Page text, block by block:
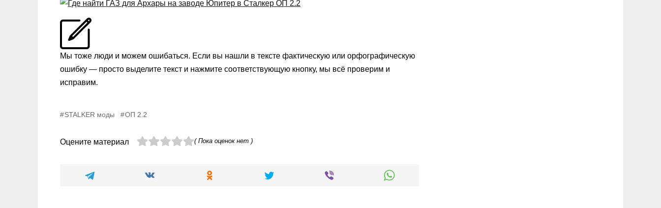
Мы тоже люди и можем ошибаться. Если вы нашли в тексте фактическую или орфографическую
ошибку — просто выделите текст и нажмите соответствующую кнопку, мы всё проверим и
исправим.
STALKER моды ОП 2.2
Оцените материал ( Пока оценок нет )